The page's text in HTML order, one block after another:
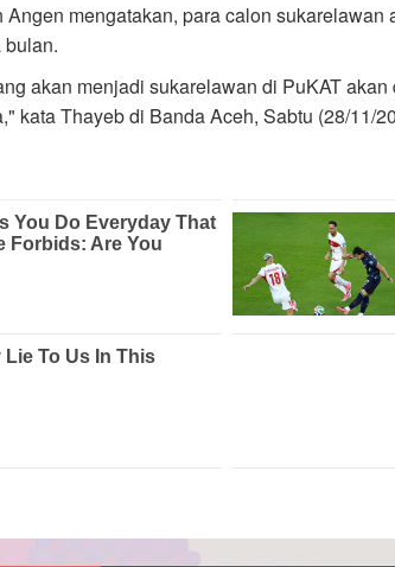
mengatakan, para calon
akan menjadi sukarelawan di PuKAT
kata Thayeb di Banda Aceh, Sabtu (28/11/